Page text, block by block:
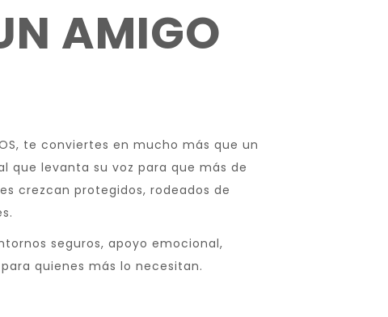
AMIGO
te conviertes en mucho más que un
que levanta su voz para que más de
crezcan protegidos, rodeados de
seguros, apoyo emocional,
quienes más lo necesitan.